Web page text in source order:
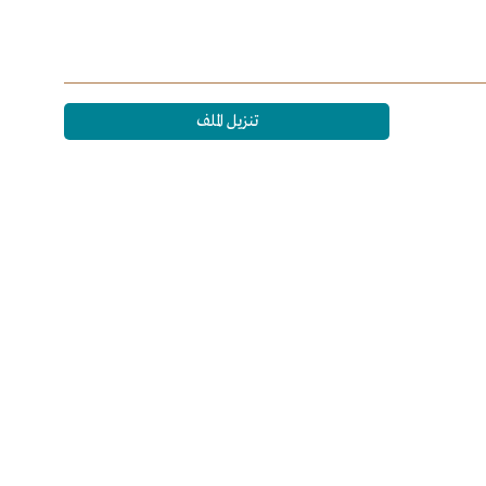
تنزيل الملف